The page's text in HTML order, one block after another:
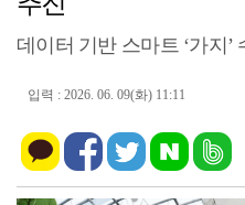
광양시 광영도서관, "AI 작가"
㈜신진기업, 광양사랑상품권
데이터 기반 스마트 ‘가지’
입력 : 2026. 06. 09(화) 11:11